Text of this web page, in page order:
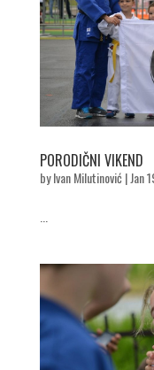
PORODIČNI VIKEND
byIvan Milutinović|Jan
...